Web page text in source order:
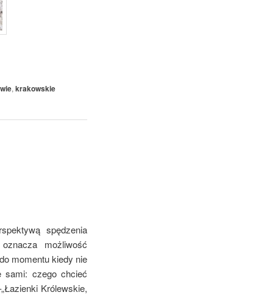
, krakowskie
spędzenia
możliwość
momentu kiedy nie
sami: czego chcieć
Królewskie,